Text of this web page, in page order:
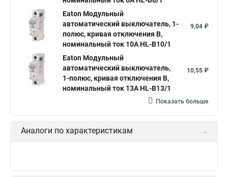
Eaton Модульный
автоматический выключатель, 1-
полюс, кривая отключения B,
номинальный ток 10А HL-B10/1
9,04 ₽
Eaton Модульный
автоматический выключатель,
1-полюс, кривая отключения B,
номинальный ток 13А HL-B13/1
10,55 ₽
Показать больше
Аналоги по характеристикам